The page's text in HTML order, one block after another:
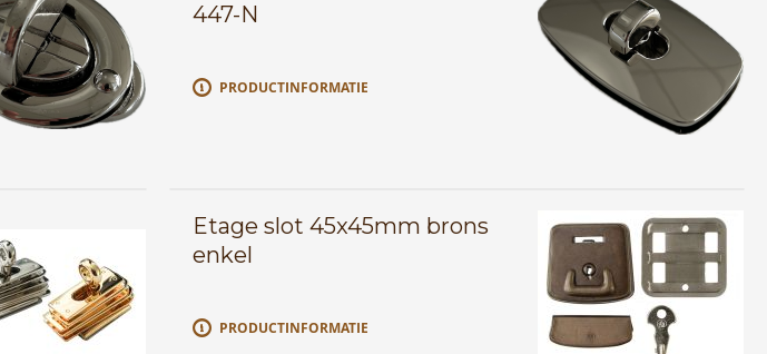
447-N
PRODUCTINFORMATIE
Etage slot 45x45mm brons
enkel
PRODUCTINFORMATIE